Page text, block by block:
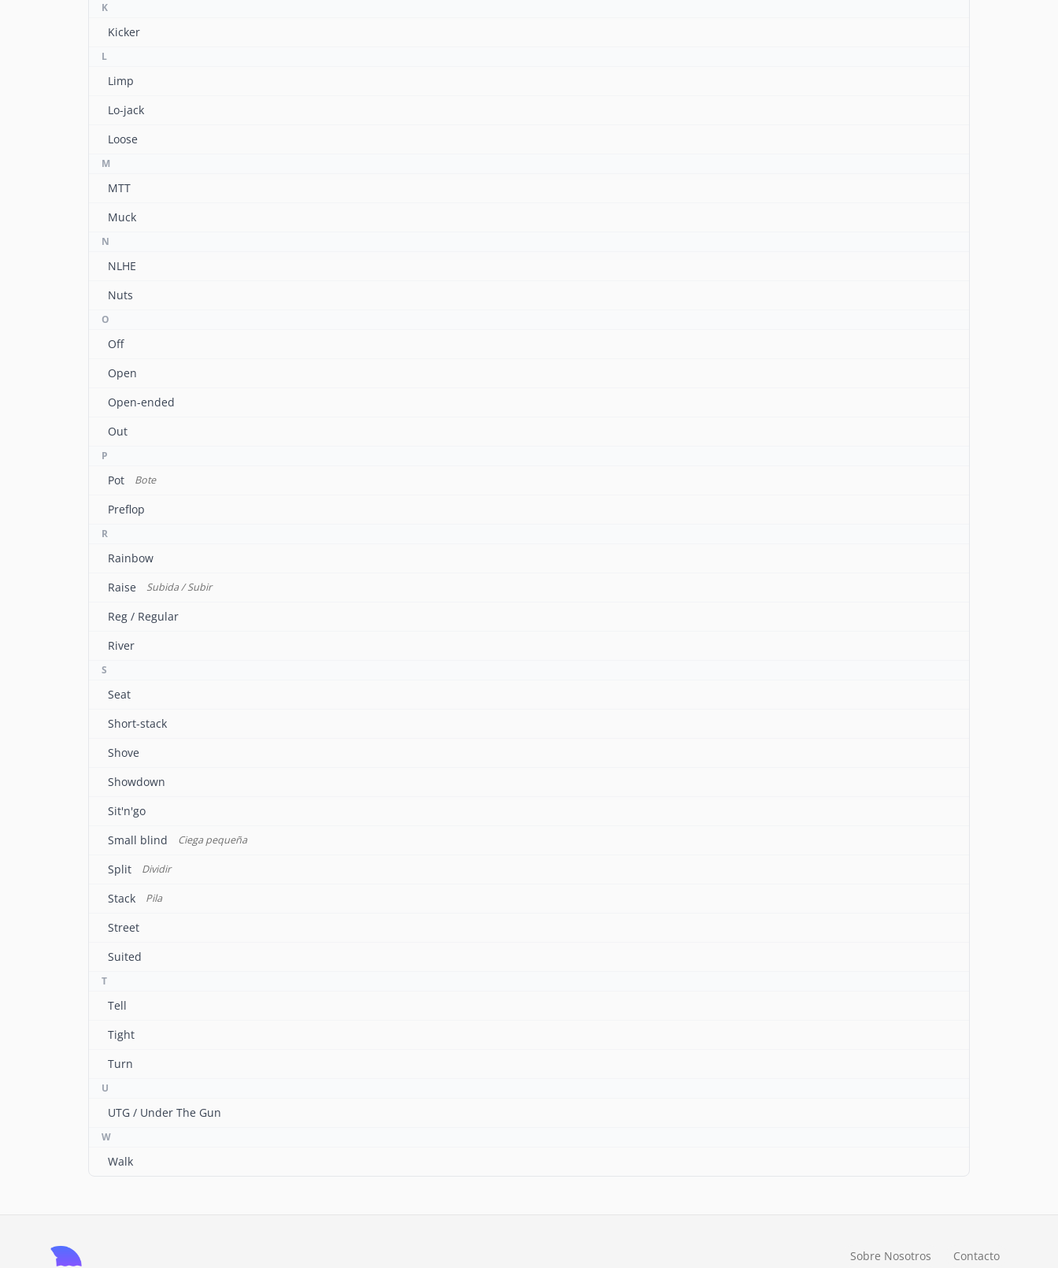
K
Kicker
L
Limp
Lo-jack
Loose
M
MTT
Muck
N
NLHE
Nuts
O
Off
Open
Open-ended
Out
P
Pot Bote
Preflop
R
Rainbow
Raise
Subida / Subir
Reg / Regular
River
S
Seat
Short-stack
Shove
Showdown
Sit'n'go
Small blind
Ciega pequeña
Split Dividir
Stack Pila
Street
Suited
T
Tell
Tight
Turn
U
UTG / Under The Gun
W
Walk
Sobre Nosotros Contacto